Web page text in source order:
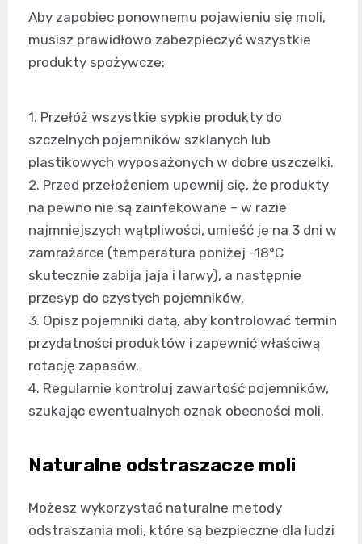
Aby zapobiec ponownemu pojawieniu się moli,
musisz prawidłowo zabezpieczyć wszystkie
produkty spożywcze:
1. Przełóż wszystkie sypkie produkty do
szczelnych pojemników szklanych lub
plastikowych wyposażonych w dobre uszczelki.
2. Przed przełożeniem upewnij się, że produkty
na pewno nie są zainfekowane – w razie
najmniejszych wątpliwości, umieść je na 3 dni w
zamrażarce (temperatura poniżej -18°C
skutecznie zabija jaja i larwy), a następnie
przesyp do czystych pojemników.
3. Opisz pojemniki datą, aby kontrolować termin
przydatności produktów i zapewnić właściwą
rotację zapasów.
4. Regularnie kontroluj zawartość pojemników,
szukając ewentualnych oznak obecności moli.
Naturalne odstraszacze moli
Możesz wykorzystać naturalne metody
odstraszania moli, które są bezpieczne dla ludzi